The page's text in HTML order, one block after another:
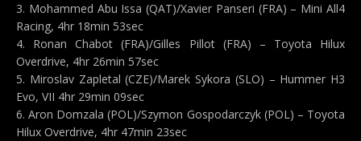
3. Mohammed Abu Issa (QAT)/Xavier Panseri (FRA) – Mini All4
Racing, 4hr 18min 53sec
4. Ronan Chabot (FRA)/Gilles Pillot (FRA) – Toyota Hilux
Overdrive, 4hr 26min 57sec
5. Miroslav Zapletal (CZE)/Marek Sykora (SLO) – Hummer H3
Evo, VII 4hr 29min 09sec
6. Aron Domzala (POL)/Szymon Gospodarczyk (POL) – Toyota
Hilux Overdrive, 4hr 47min 23sec